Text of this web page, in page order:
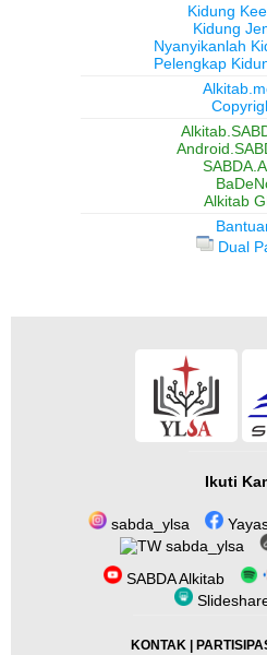
Kidung
Kidung
Nyanyikanlah
Pelengkap
Alkitab
Dual
Ikuti
sabda_ylsa
sabda_ylsa
SABDA Alkitab
KONTAK|